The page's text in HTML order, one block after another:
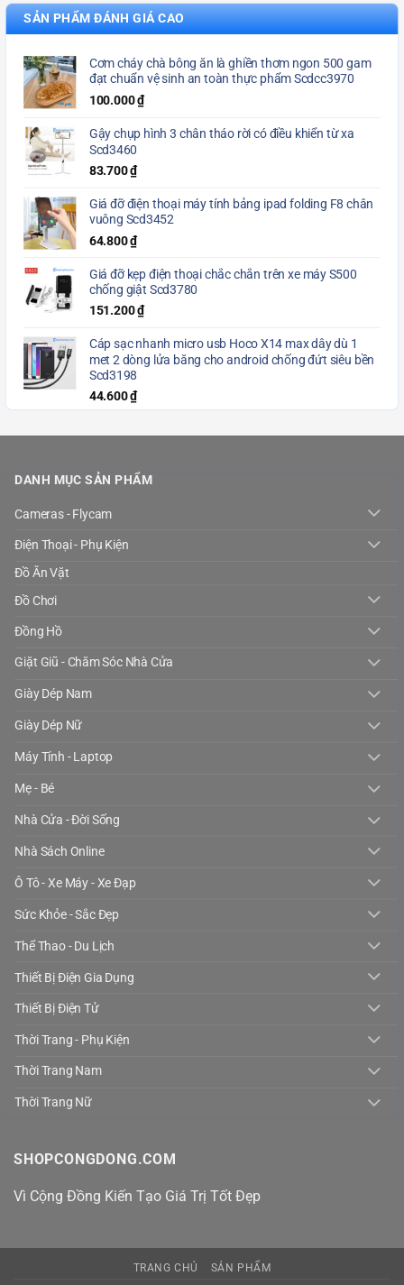
SẢN PHẨM ĐÁNH GIÁ CAO
Cơm cháy chà bông ăn là ghiền thơm ngon 500 gam
đạt chuẩn vệ sinh an toàn thực phẩm Scdcc3970
100.000₫
Gậy chụp hình 3 chân tháo rời có điều khiển từ xa
Scd3460
83.700₫
Giá đỡ điện thoại máy tính bảng ipad folding F8 chân
vuông Scd3452
64.800₫
Giá đỡ kẹp điện thoại chắc chắn trên xe máy S500
chống giật Scd3780
151.200₫
Cáp sạc nhanh micro usb Hoco X14 max dây dù 1
met 2 dòng lửa băng cho android chống đứt siêu bền
Scd3198
44.600₫
DANH MỤC SẢN PHẨM
Cameras - Flycam
Điện Thoại - Phụ Kiện
Đồ Ăn Vặt
Đồ Chơi
Đồng Hồ
Giặt Giũ - Chăm Sóc Nhà Cửa
Giày Dép Nam
Giày Dép Nữ
Máy Tính - Laptop
Mẹ - Bé
Nhà Cửa - Đời Sống
Nhà Sách Online
Ô Tô - Xe Máy - Xe Đạp
Sức Khỏe - Sắc Đẹp
Thể Thao - Du Lịch
Thiết Bị Điện Gia Dụng
Thiết Bị Điện Tử
Thời Trang - Phụ Kiện
Thời Trang Nam
Thời Trang Nữ
SHOPCONGDONG.COM
Vì Cộng Đồng Kiến Tạo Giá Trị Tốt Đẹp
TRANG CHỦ SẢN PHẨM